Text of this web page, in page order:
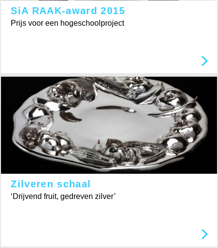
SiA RAAK-award 2015
Prijs voor een hogeschoolproject
Zilveren schaal
‘Drijvend fruit, gedreven zilver’